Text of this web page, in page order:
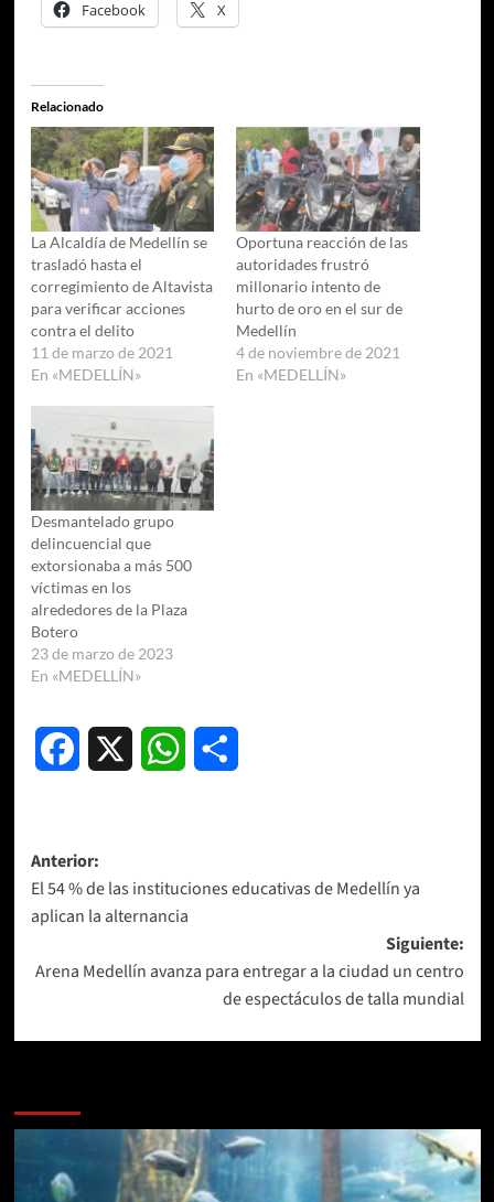
Facebook X
Relacionado
La Alcaldía de Medellín se
trasladó hasta el
corregimiento de Altavista
para verificar acciones
contra el delito
11 de marzo de 2021
En «MEDELLÍN»
Oportuna reacción de las
autoridades frustró
millonario intento de
hurto de oro en el sur de
Medellín
4 de noviembre de 2021
En «MEDELLÍN»
Desmantelado grupo
delincuencial que
extorsionaba a más 500
víctimas en los
alrededores de la Plaza
Botero
23 de marzo de 2023
En «MEDELLÍN»
Facebook WhatsApp
Navegación
de
entradas
Anterior:
El 54 % de las instituciones educativas de Medellín ya
aplican la alternancia
Siguiente:
Arena Medellín avanza para entregar a la ciudad un centro
de espectáculos de talla mundial